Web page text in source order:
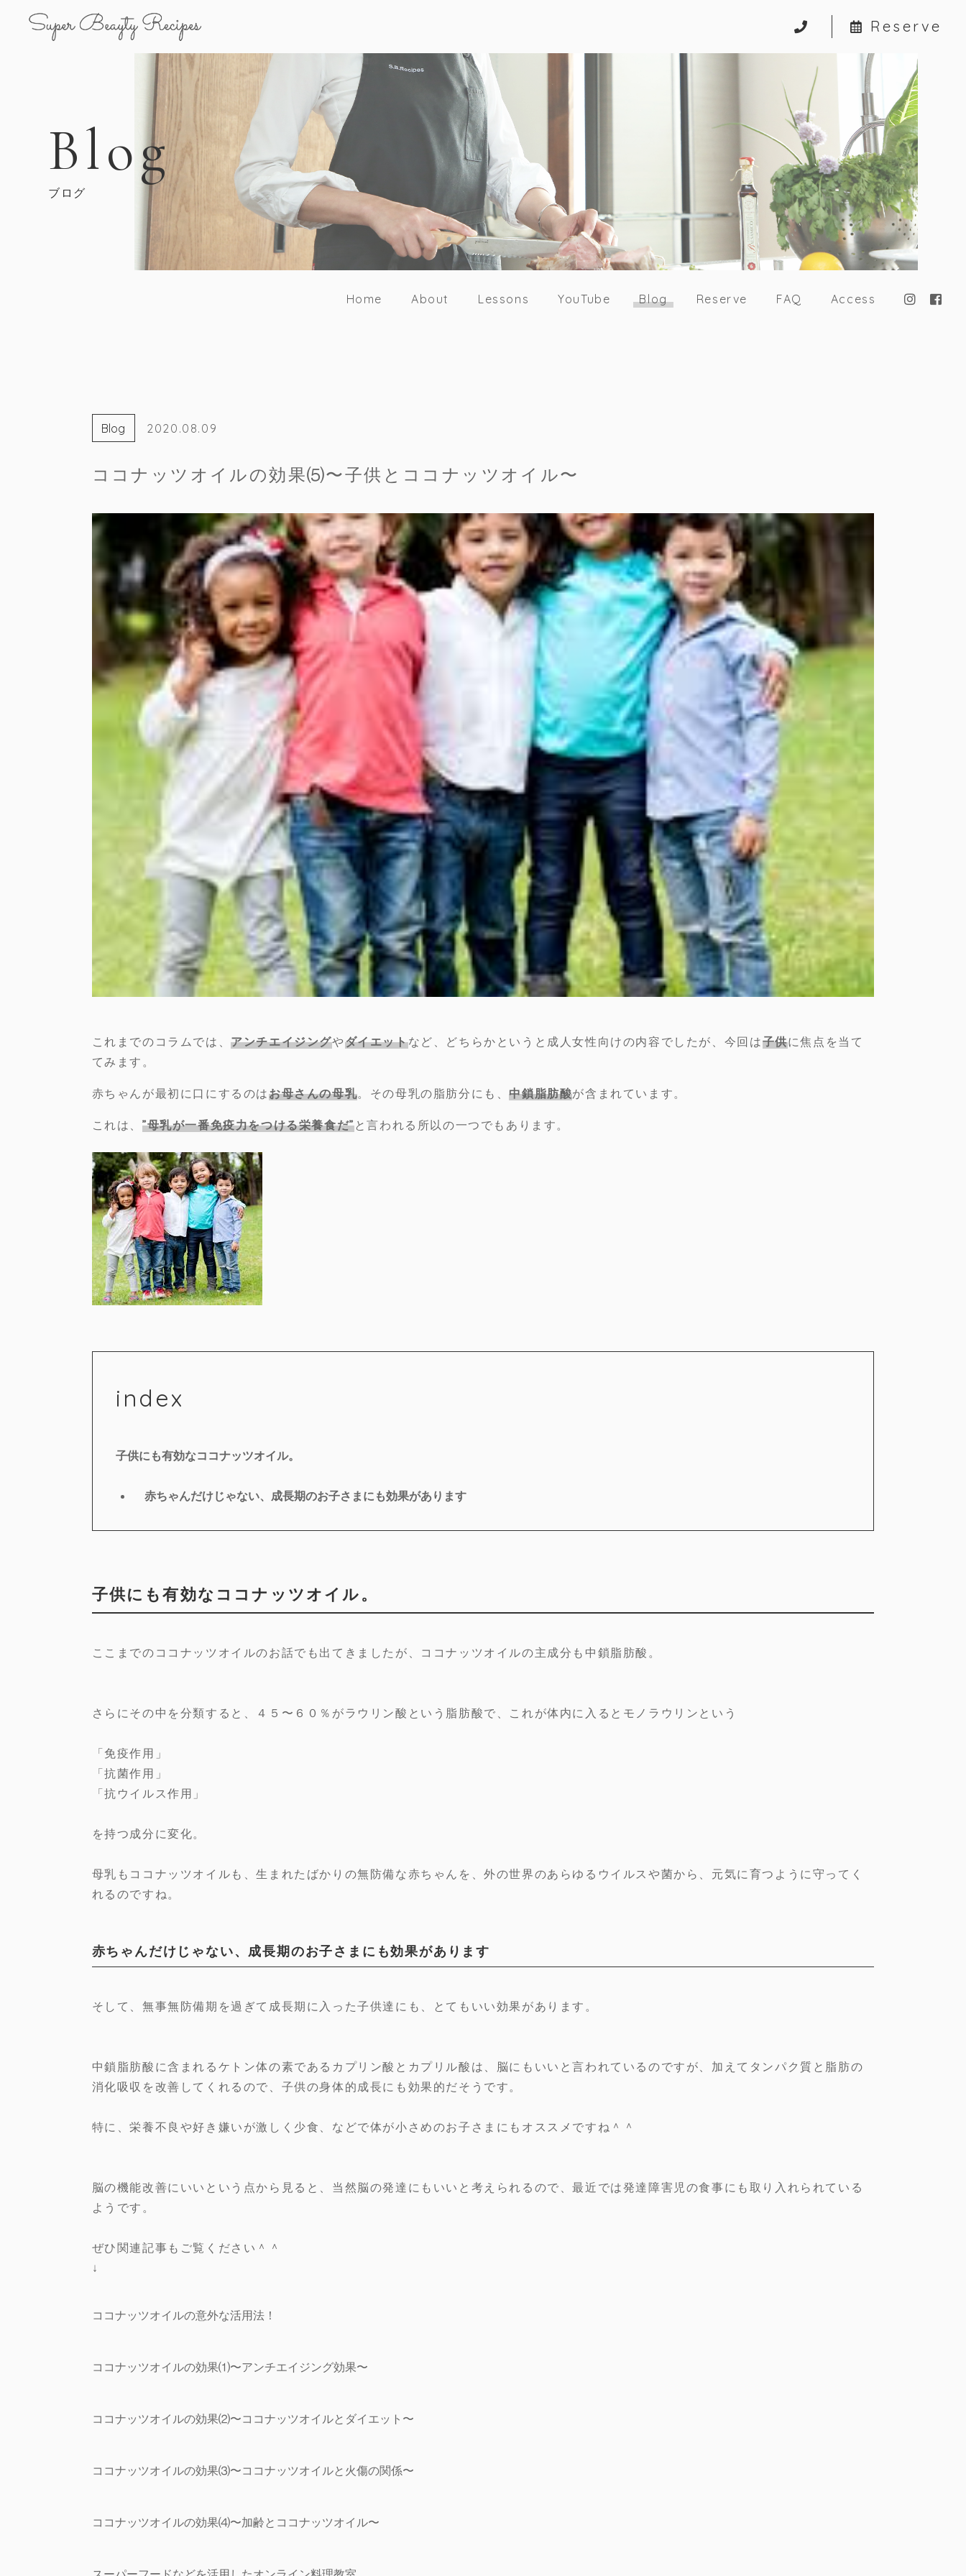
Reserve
Blog
ブログ
Home About Lessons YouTube Blog Reserve FAQ Access
Blog 2020.08.09
ココナッツオイルの効果⑸〜子供とココナッツオイル〜
これまでのコラムでは、アンチエイジングやダイエットなど、どちらかというと成人女性向けの内容でしたが、今回は子供に焦点を当て
てみます。
赤ちゃんが最初に口にするのはお母さんの母乳。その母乳の脂肪分にも、中鎖脂肪酸が含まれています。
これは、”母乳が一番免疫力をつける栄養食だ”と言われる所以の一つでもあります。
index
子供にも有効なココナッツオイル。
赤ちゃんだけじゃない、成長期のお子さまにも効果があります
子供にも有効なココナッツオイル。
ここまでのココナッツオイルのお話でも出てきましたが、ココナッツオイルの主成分も中鎖脂肪酸。
さらにその中を分類すると、４５〜６０％がラウリン酸という脂肪酸で、これが体内に入るとモノラウリンという
「免疫作用」
「抗菌作用」
「抗ウイルス作用」
を持つ成分に変化。
母乳もココナッツオイルも、生まれたばかりの無防備な赤ちゃんを、外の世界のあらゆるウイルスや菌から、元気に育つように守ってく
れるのですね。
赤ちゃんだけじゃない、成長期のお子さまにも効果があります
そして、無事無防備期を過ぎて成長期に入った子供達にも、とてもいい効果があります。
中鎖脂肪酸に含まれるケトン体の素であるカプリン酸とカプリル酸は、脳にもいいと言われているのですが、加えてタンパク質と脂肪の
消化吸収を改善してくれるので、子供の身体的成長にも効果的だそうです。
特に、栄養不良や好き嫌いが激しく少食、などで体が小さめのお子さまにもオススメですね＾＾
脳の機能改善にいいという点から見ると、当然脳の発達にもいいと考えられるので、最近では発達障害児の食事にも取り入れられている
ようです。
ぜひ関連記事もご覧ください＾＾
↓
ココナッツオイルの意外な活用法！
ココナッツオイルの効果⑴〜アンチエイジング効果〜
ココナッツオイルの効果⑵〜ココナッツオイルとダイエット〜
ココナッツオイルの効果⑶〜ココナッツオイルと火傷の関係〜
ココナッツオイルの効果⑷〜加齢とココナッツオイル〜